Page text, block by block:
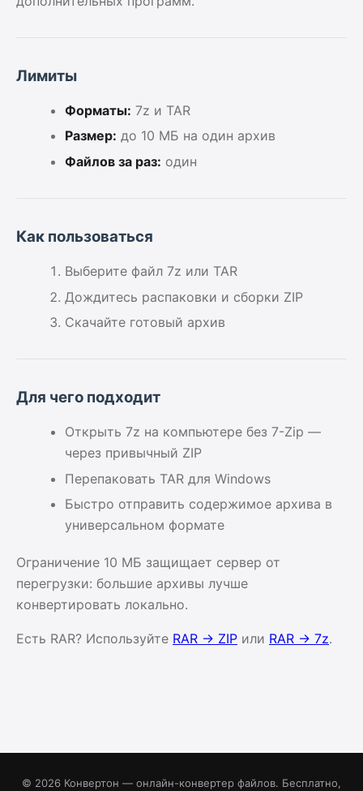
Лимиты
Форматы: 7z и TAR
Размер: до 10 МБ на один архив
Файлов за раз: один
Как пользоваться
Выберите файл 7z или TAR
Дождитесь распаковки и сборки ZIP
Скачайте готовый архив
Для чего подходит
Открыть 7z на компьютере без 7-Zip —
через привычный ZIP
Перепаковать TAR для Windows
Быстро отправить содержимое архива в
универсальном формате
Ограничение 10 МБ защищает сервер от
перегрузки: большие архивы лучше
конвертировать локально.
Есть RAR? Используйте RAR → ZIP или RAR → 7z.
© 2026 Конвертон — онлайн-конвертер файлов. Бесплатно,